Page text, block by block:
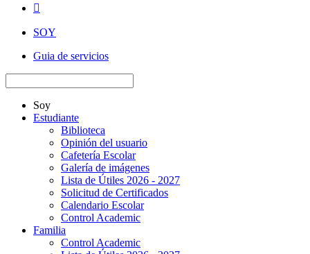

SOY
Guia de servicios
Soy
Estudiante
Biblioteca
Opinión del usuario
Cafetería Escolar
Galería de imágenes
Lista de Útiles 2026 - 2027
Solicitud de Certificados
Calendario Escolar
Control Academic
Familia
Control Academic